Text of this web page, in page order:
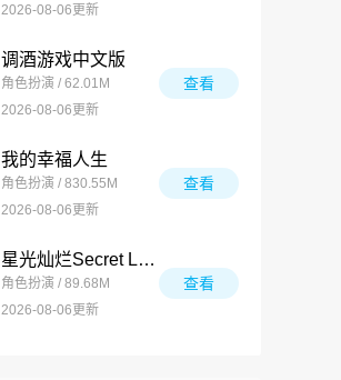
2026-08-06更新
调酒游戏中文版
角色扮演 / 62.01M
2026-08-06更新
查看
我的幸福人生
角色扮演 / 830.55M
2026-08-06更新
查看
星光灿烂Secret Love
角色扮演 / 89.68M
2026-08-06更新
查看